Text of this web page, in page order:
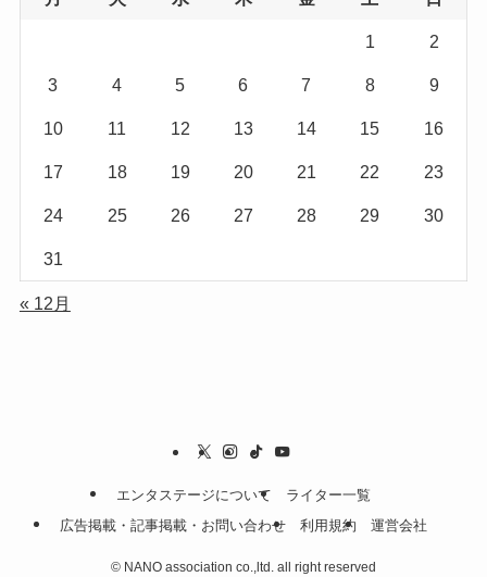
1 2
3 4 5 6 7 8 9
10 11 12 13 14 15 16
17 18 19 20 21 22 23
24 25 26 27 28 29 30
31
« 12月
エンタステージについて
ライター一覧
広告掲載・記事掲載・お問い合わせ
利用規約 運営会社
© NANO association co.,ltd. all right reserved